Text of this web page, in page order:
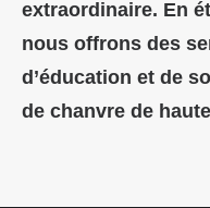
extraordinaire. En
nous offrons des
d’éducation et de
de chanvre de